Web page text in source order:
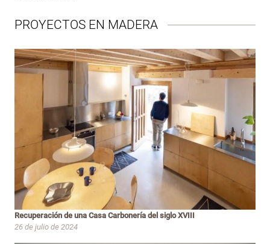
PROYECTOS EN MADERA
Recuperación de una Casa Carbonería del siglo XVIII
26 de julio de 2024